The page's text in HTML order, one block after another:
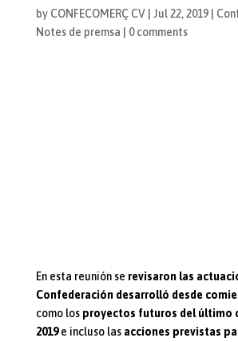
by CONFECOMERÇ CV| Jul 22, 2019|
Notes de premsa
0 comments
En esta reunión se revisaron las
Confederación desarrolló desde
como los proyectos futuros del último
2019e incluso las acciones previstas